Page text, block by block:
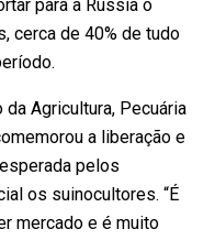
para a Rússia o
cerca de 40% de tudo
Agricultura, Pecuária
a liberação e
pelos
os suinocultores. “É
mercado e é muito